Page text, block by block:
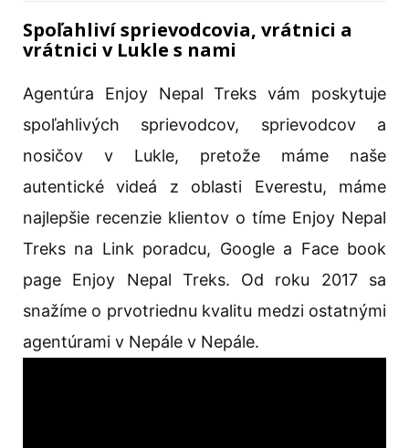
Spoľahliví sprievodcovia, vrátnici a
vrátnici v Lukle s nami
Agentúra Enjoy Nepal Treks vám poskytuje
spoľahlivých sprievodcov, sprievodcov a
nosičov v Lukle, pretože máme naše
autentické videá z oblasti Everestu, máme
najlepšie recenzie klientov o tíme Enjoy Nepal
Treks na Link poradcu, Google a Face book
page Enjoy Nepal Treks. Od roku 2017 sa
snažíme o prvotriednu kvalitu medzi ostatnými
agentúrami v Nepále v Nepále.